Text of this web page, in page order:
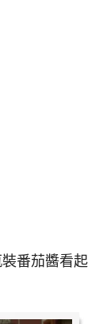
番茄醬看起